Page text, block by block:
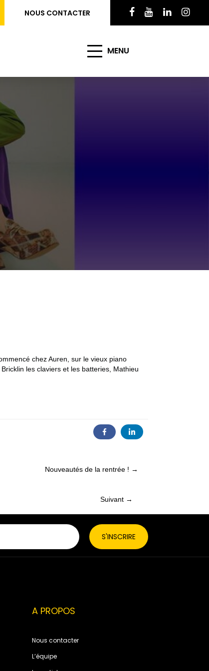
NOUS CONTACTER
MENU
chez Auren, sur le vieux piano
les claviers et les batteries, Mathieu
Nouveautés de la rentrée ! →
navigation
Suivant →
A PROPOS
Nous contacter
L’équipe